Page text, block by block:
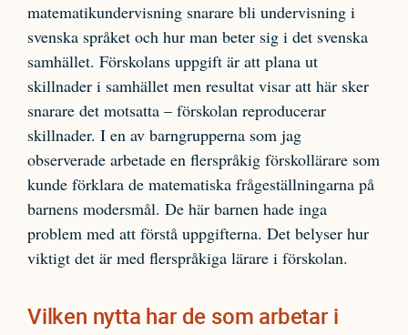
matematikundervisning snarare bli undervisning i
svenska språket och hur man beter sig i det svenska
samhället. Förskolans uppgift är att plana ut
skillnader i samhället men resultat visar att här sker
snarare det motsatta – förskolan reproducerar
skillnader. I en av barngrupperna som jag
observerade arbetade en flerspråkig förskollärare som
kunde förklara de matematiska frågeställningarna på
barnens modersmål. De här barnen hade inga
problem med att förstå uppgifterna. Det belyser hur
viktigt det är med flerspråkiga lärare i förskolan.
Vilken nytta har de som arbetar i